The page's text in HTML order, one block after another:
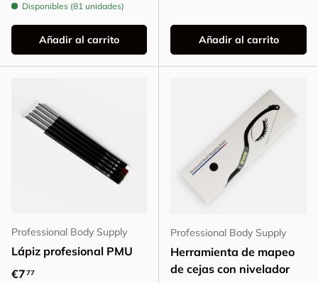
Disponibles (81 unidades)
Añadir al carrito Añadir al carrito
Professional Body Supply
Lápiz profesional PMU
Precio normal
€777
Professional Body Supply
Herramienta de mapeo
de cejas con nivelador